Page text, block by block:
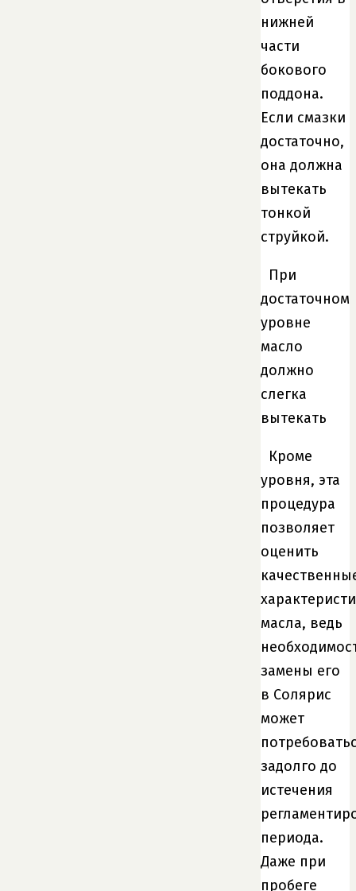
нижней
части
бокового
поддона.
Если смазки
достаточно,
она должна
вытекать
тонкой
струйкой.
При
достаточном
уровне
масло
должно
слегка
вытекать
Кроме
уровня, эта
процедура
позволяет
оценить
масла, ведь
замены его
в Солярис
может
задолго до
истечения
периода.
Даже при
пробеге